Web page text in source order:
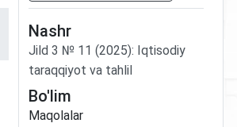
Nashr
Jild 3 № 11 (2025): Iqtisodiy
taraqqiyot va tahlil
Bo'lim
Maqolalar